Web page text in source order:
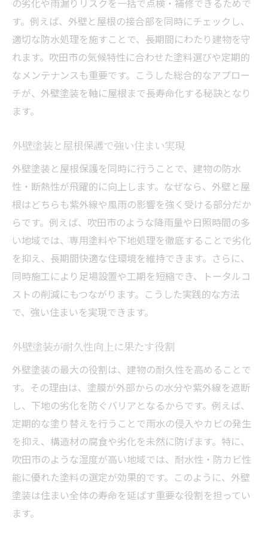
屋根外壁塗装の手間を減らす秘訣
外壁塗装同時施工で安心の住まい作り
外壁塗装に強い地域密着業者の選び方
外壁塗装で信頼できる業者を見極める
外壁塗装業者選びで失敗しないコツ
外壁塗装と屋根施工に強い業者の特徴
外壁塗装の口コミ活用と見積もり比較術
屋根も一緒に守る外壁塗装のポイント
外壁塗装で屋根も同時に守る重要性
屋根と外壁塗装の素材選びのポイント
外壁塗装と屋根施工時の注意点とは
外壁塗装吹田市での塗料選びの基準
外壁塗装で屋根劣化を防ぐ施工方法
外壁塗装が屋根の耐久性を高める理由
外壁塗装で得するプランの選び方
外壁塗装と屋根を同時に依頼する利点
外壁塗装吹田市で賢い見積もり活用術
外壁塗装の費用対効果を最大化する方法
屋根塗装と外壁塗装の相乗メリット紹介
外壁塗装でコスパを重視するプラン提案
初めてでも安心な外壁塗装の流れ
外壁塗装が初めてでも安心な手順解説
す。例えば、外壁と屋根の接合部を同時にチェックし、
適切な防水処理を施すことで、長期間にわたり建物を守
れます。吹田市の気候特性に合わせた塗料選びや定期的
なメンテナンスも重要です。こうした総合的なアプロー
チが、外壁塗装を軸に屋根まで長寿命化する秘訣となり
ます。
外壁塗装と屋根保護で強い住まい実現
外壁塗装と屋根保護を同時に行うことで、建物の防水
性・断熱性が飛躍的に向上します。なぜなら、外壁と屋
根はどちらも紫外線や風雨の影響を強く受ける部分だか
らです。例えば、吹田市のような降雨量や日照時間の多
い地域では、専用塗料や下地処理を徹底することで劣化
を抑え、長期間快適な住環境を維持できます。さらに、
同時施工により足場設置や工期を短縮でき、トータルコ
ストの削減にもつながります。こうした実践的な方法
で、強い住まいを実現できます。
外壁塗装が耐久性向上に果たす役割
外壁塗装の最大の役割は、建物の耐久性を高めることで
す。その理由は、塗膜が外部からの水分や紫外線を遮断
し、下地の劣化を防ぐバリアとなるからです。例えば、
定期的な塗り替えを行うことで雨水の侵入やカビの発生
を抑え、構造材の腐食や劣化を未然に防げます。特に、
吹田市のような湿度が高い地域では、耐水性・防カビ性
能に優れた塗料の選定が効果的です。このように、外壁
塗装は住まい全体の寿命を延ばす重要な役割を担ってい
ます。